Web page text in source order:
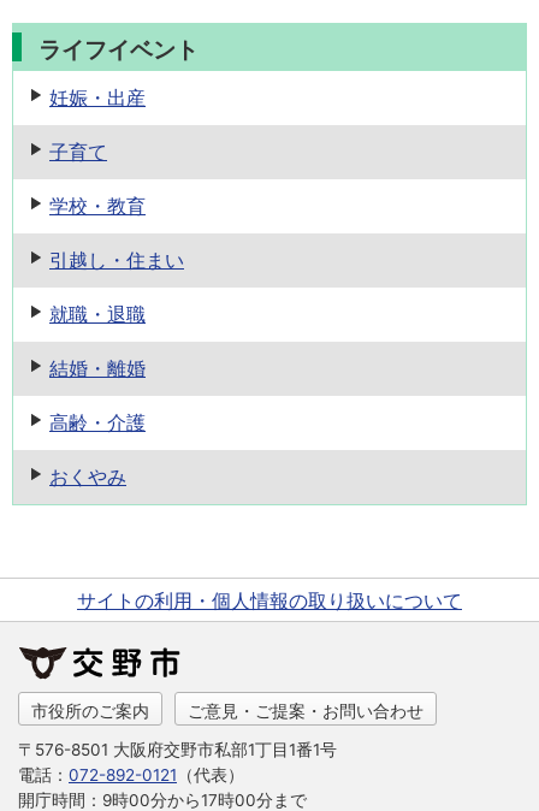
ライフイベント
妊娠・出産
子育て
学校・教育
引越し・住まい
就職・退職
結婚・離婚
高齢・介護
おくやみ
サイトの利用・個人情報の取り扱いについて
市役所のご案内 ご意見・ご提案・お問い合わせ
〒576-8501 大阪府交野市私部1丁目1番1号
電話： 072-892-0121 （代表）
開庁時間：9時00分から17時00分まで